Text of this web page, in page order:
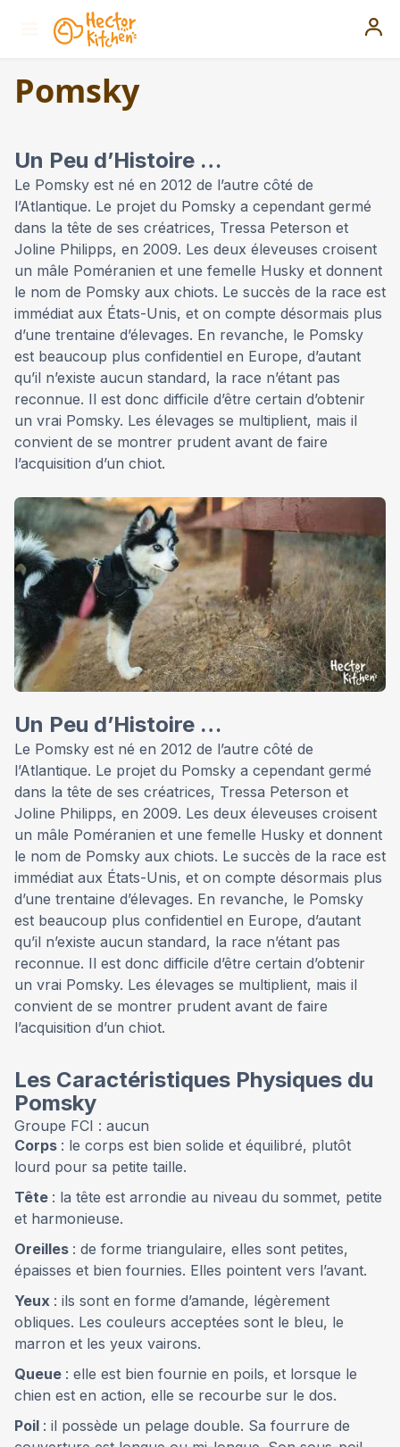
Pomsky
Un Peu d’Histoire …
Le Pomsky est né en 2012 de l’autre côté de
l’Atlantique. Le projet du Pomsky a cependant germé
dans la tête de ses créatrices, Tressa Peterson et
Joline Philipps, en 2009. Les deux éleveuses croisent
un mâle Poméranien et une femelle Husky et donnent
le nom de Pomsky aux chiots. Le succès de la race est
immédiat aux États-Unis, et on compte désormais plus
d’une trentaine d’élevages. En revanche, le Pomsky
est beaucoup plus confidentiel en Europe, d’autant
qu’il n’existe aucun standard, la race n’étant pas
reconnue. Il est donc difficile d’être certain d’obtenir
un vrai Pomsky. Les élevages se multiplient, mais il
convient de se montrer prudent avant de faire
l’acquisition d’un chiot.
Un Peu d’Histoire …
Le Pomsky est né en 2012 de l’autre côté de
l’Atlantique. Le projet du Pomsky a cependant germé
dans la tête de ses créatrices, Tressa Peterson et
Joline Philipps, en 2009. Les deux éleveuses croisent
un mâle Poméranien et une femelle Husky et donnent
le nom de Pomsky aux chiots. Le succès de la race est
immédiat aux États-Unis, et on compte désormais plus
d’une trentaine d’élevages. En revanche, le Pomsky
est beaucoup plus confidentiel en Europe, d’autant
qu’il n’existe aucun standard, la race n’étant pas
reconnue. Il est donc difficile d’être certain d’obtenir
un vrai Pomsky. Les élevages se multiplient, mais il
convient de se montrer prudent avant de faire
l’acquisition d’un chiot.
Les Caractéristiques Physiques du
Pomsky
Groupe FCI : aucun
Corps : le corps est bien solide et équilibré, plutôt
lourd pour sa petite taille.
Tête : la tête est arrondie au niveau du sommet, petite
et harmonieuse.
Oreilles : de forme triangulaire, elles sont petites,
épaisses et bien fournies. Elles pointent vers l’avant.
Yeux : ils sont en forme d’amande, légèrement
obliques. Les couleurs acceptées sont le bleu, le
marron et les yeux vairons.
Queue : elle est bien fournie en poils, et lorsque le
chien est en action, elle se recourbe sur le dos.
Poil : il possède un pelage double. Sa fourrure de